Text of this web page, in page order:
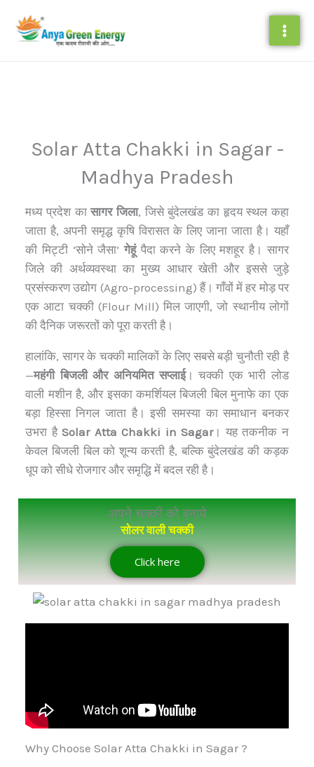
content
Solar Atta Chakki in Sagar -
Madhya Pradesh
मध्य प्रदेश कासागर जिला, जिसे बुंदेलखंड का हृदय स्थल कहा
जाता है, अपनी समृद्ध कृषि विरासत के लिए जाना जाता है। यहाँ
की मिट्टी ‘सोने जैसा’ गेहूंपैदा करने के लिए मशहूर है। सागर
जिले की अर्थव्यवस्था का मुख्य आधार खेती और इससे जुड़े
प्रसंस्करण उद्योग (Agro-processing) हैं। गाँवों में हर मोड़ पर
एक आटा चक्की (Flour Mill) मिल जाएगी, जो स्थानीय लोगों
की दैनिक जरूरतों को पूरा करती है।
हालांकि, सागर के चक्की मालिकों के लिए सबसे बड़ी चुनौती रही है
—महंगी बिजली और अनियमित सप्लाई। चक्की एक भारी लोड
वाली मशीन है, और इसका कमर्शियल बिजली बिल मुनाफे का एक
बड़ा हिस्सा निगल जाता है। इसी समस्या का समाधान बनकर
उभरा हैSolar Atta Chakki in Sagar। यह तकनीक न
केवल बिजली बिल को शून्य करती है, बल्कि बुंदेलखंड की कड़क
धूप को सीधे रोजगार और समृद्धि में बदल रही है।
अपने चक्की को बनाये
सोलर वाली चक्की
Click here
Why Choose Solar Atta Chakki in Sagar ?